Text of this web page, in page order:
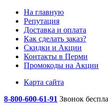
На главную
Репутация
Доставка и оплата
Как сделать заказ?
Скидки и Акции
Контакты в Перми
Промокоды на Акции
Карта сайта
8-800-600-61-91 Звонок